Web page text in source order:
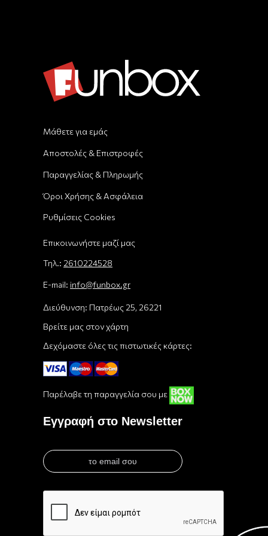
Μάθετε για εμάς
Αποστολές & Επιστροφές
Παραγγελίας & Πληρωμής
Όροι Χρήσης & Ασφάλεια
Ρυθμίσεις Cookies
Επικοινωνήστε μαζί μας
Τηλ.: 2610224528
E-mail: info@funbox.gr
Διεύθυνση: Πατρέως 25, 26221
Βρείτε μας στον χάρτη
Δεχόμαστε όλες τις πιστωτικές κάρτες:
Παρέλαβε τη παραγγελία σου με
Εγγραφή στο Newsletter